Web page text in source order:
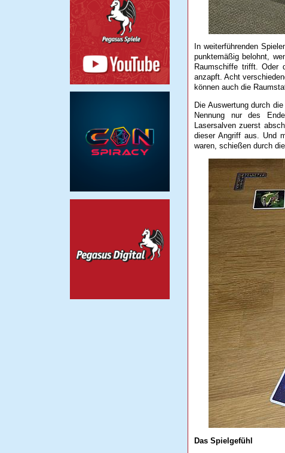
In weiterführenden
punktemäßig belohnt,
Raumschiffe trifft. Oder
anzapft. Acht
können auch die
Die Auswertung durch
Nennung nur des
Lasersalven zuerst
dieser Angriff aus. Und
waren, schießen durch
Das Spielgefühl